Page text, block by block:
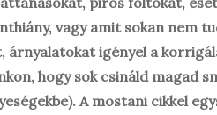
vagy amit sokan nem
igényel a
hogy sok csináld magad
A mostani cikkel